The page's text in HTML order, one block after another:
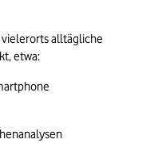
alltägliche
etwa: